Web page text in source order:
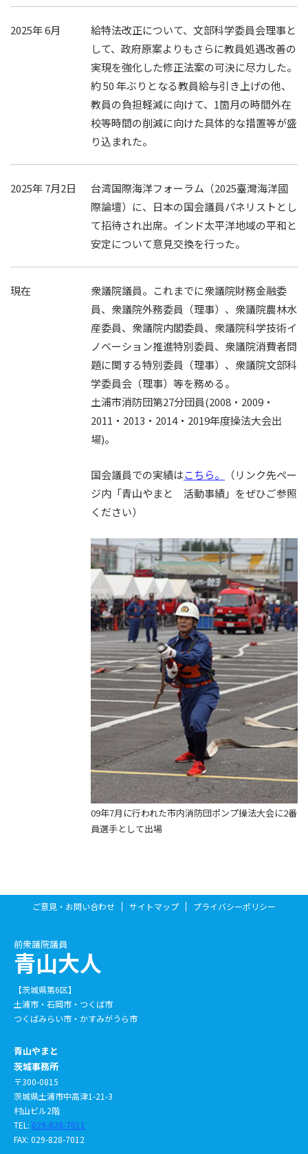
2025年 6月
給特法改正について、文部科学委員会理事と
して、政府原案よりもさらに教員処遇改善の
実現を強化した修正法案の可決に尽力した。
約 50 年ぶりとなる教員給与引き上げの他、
教員の負担軽減に向けて、1箇月の時間外在
校等時間の削減に向けた具体的な措置等が盛
り込まれた。
2025年 7月2日
台湾国際海洋フォーラム（2025臺灣海洋國
際論壇）に、日本の国会議員パネリストとし
て招待され出席。インド太平洋地域の平和と
安定について意見交換を行った。
現在
衆議院議員。これまでに衆議院財務金融委
員、衆議院外務委員（理事）、衆議院農林水
産委員、衆議院内閣委員、衆議院科学技術イ
ノベーション推進特別委員、衆議院消費者問
題に関する特別委員（理事）、衆議院文部科
学委員会（理事）等を務める。
土浦市消防団第27分団員(2008・2009・
2011・2013・2014・2019年度操法大会出
場)。
国会議員での実績はこちら。
（リンク先ペー
ジ内「青山やまと 活動事績」をぜひご参照
ください）
09年7月に行われた市内消防団ポンプ操法大会に2番
員選手として出場
前衆議院議員
青山大人
【茨城県第6区】
土浦市・石岡市・つくば市
つくばみらい市・かすみがうら市
青山やまと
茨城事務所
〒300-0815
茨城県土浦市中高津1-21-3
村山ビル2階
TEL: 029-828-7011
FAX: 029-828-7012
ご意見・お問い合わせ サイトマップ プライバシーポリシー